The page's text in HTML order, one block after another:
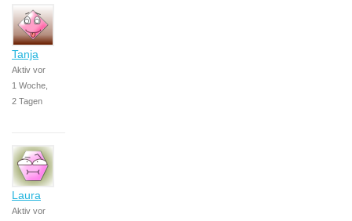
Tanja
Aktiv vor
1 Woche,
2 Tagen
Laura
Aktiv vor